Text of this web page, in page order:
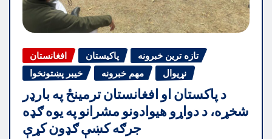
افغانستان پاکیستان
تازه ترین خبرونه
خیبر پښتونخوا
مهم خبرونه نړیوال
د پاکستان او افغانستان ترمینځ په بارډر
شخړه، د دواړو هیوادونو مشرانو په یوه ګډه
جرګه کښې ګډون کړې